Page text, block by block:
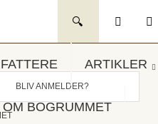
ARTIKLER
OM BOGRUMMET
BLIV ANMELDER?